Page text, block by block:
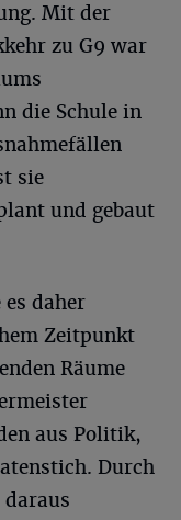
Mit der
zu G9 war
die Schule in
sie
und gebaut
daher
Zeitpunkt
Räume
aus Politik,
Durch